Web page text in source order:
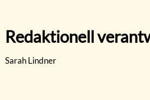
Redaktionell
Sarah Lindner